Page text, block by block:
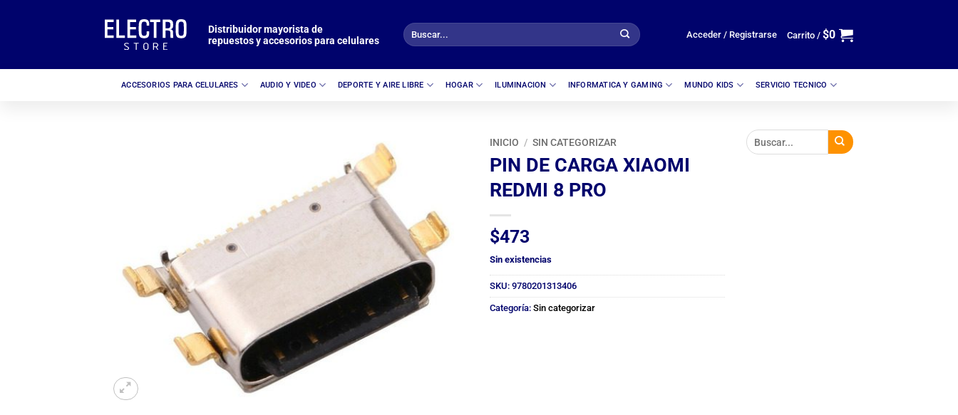
Distribuidor mayorista de
repuestos y accesorios para celulares
Buscar
por:
Acceder / Registrarse Carrito / $0
ACCESORIOS PARA CELULARES AUDIO Y VIDEO DEPORTE Y AIRE LIBRE HOGAR ILUMINACION INFORMATICA Y GAMING MUNDO KIDS SERVICIO TECNICO
INICIO / SIN CATEGORIZAR
PIN DE CARGA XIAOMI
REDMI 8 PRO
$473
Sin existencias
SKU: 9780201313406
Categoría: Sin categorizar